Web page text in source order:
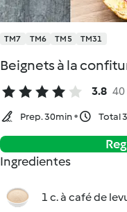
TM7 TM6 TM5 TM31
Beignets à la
3.8
Prep. 30min Total
Ingredientes
1 c. à café de